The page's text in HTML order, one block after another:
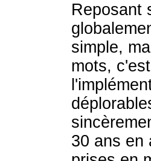
Reposant
simple,
mots,
30 ans en